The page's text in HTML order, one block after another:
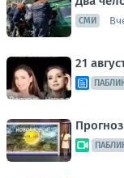
СМИ
21